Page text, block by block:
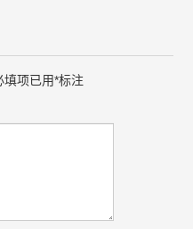
填项已用*标注